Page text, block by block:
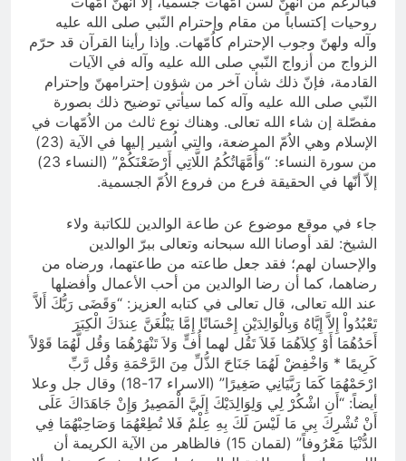
روحيات إكتساباً من مقام وإحترام النّبي صلى الله عليه
وآله ولهنّ وجوب الإحترام كاُمّهات. وإذا رأينا القرآن قد حرّم
الزواج من أزواج النّبي صلى الله عليه وآله في الآيات
القادمة، فإنّ ذلك شأن آخر من شؤون إحترامهنّ وإحترام
النّبي صلى الله عليه وآله كما سيأتي توضيح ذلك بصورة
مفصّلة إن شاء الله تعالى. وهناك نوع ثالث من الاُمّهات في
الإسلام وهي الاُمّ المرضعة، والتي اُشير إليها في الآية (23)
من سورة النساء: “وَأُمَّهَاتُكُمُ اللَّاتِي أَرْضَعْنَكُمْ” (النساء 23)
إلاّ أنّها في الحقيقة فرع من فروع الاُمّ الجسمية.
جاء في موقع موضوع عن طاعة الوالدين للكاتبة ولاء
الشيخ: لقد أوصانا الله سبحانه وتعالى ببرّ الوالدين
والإحسان لهم؛ فقد جعل طاعته من طاعتهما، ورضاه من
رضاهما، كما أن رضا الوالدين من أحب الأعمال وأفضلها
عند الله تعالى، قال تعالى في كتابه العزيز: “وَقَضَى رَبُّكَ أَلاَّ
تَعْبُدُواْ إِلاَّ إِيَّاهُ وَبِالْوَالِدَيْنِ إِحْسَانًا إِمَّا يَبْلُغَنَّ عِندَكَ الْكِبَرَ
أَحَدُهُمَا أَوْ كِلاَهُمَا فَلاَ تَقُل لهما أُفٍّ وَلاَ تَنْهَرْهُمَا وَقُل لَّهُمَا قَوْلاً
كَرِيمًا * وَاخْفِضْ لَهُمَا جَنَاحَ الذُّلِّ مِنَ الرَّحْمَةِ وَقُل رَّبِّ
ارْحَمْهُمَا كَمَا رَبَّيَانِي صَغِيرًا” (الاسراء 17-18) وقال جل وعلا
أيضاً: “أَنِ اشْكُرْ لِي وَلِوَالِدَيْكَ إِلَيَّ الْمَصِيرُ وَإِنْ جَاهَدَاكَ عَلَى
أَنْ تُشْرِكَ بِي مَا لَيْسَ لَكَ بِهِ عِلْمٌ فَلا تُطِعْهُمَا وَصَاحِبْهُمَا فِي
الدُّنْيَا مَعْرُوفاً” (لقمان 15) فالظاهر من الآية الكريمة أن